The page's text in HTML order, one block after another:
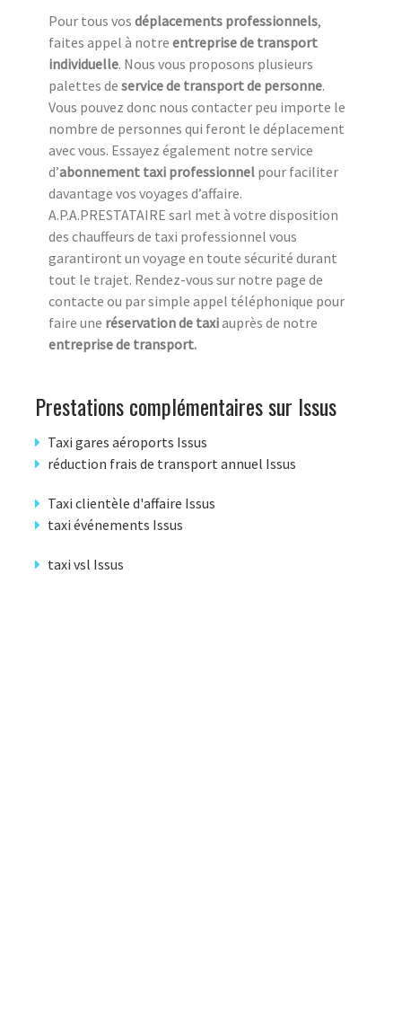
Pour tous vos déplacements professionnels,
faites appel à notre entreprise de transport
individuelle. Nous vous proposons plusieurs
palettes de service de transport de personne.
Vous pouvez donc nous contacter peu importe le
nombre de personnes qui feront le déplacement
avec vous. Essayez également notre service
d’abonnement taxi professionnel pour faciliter
davantage vos voyages d’affaire.
A.P.A.PRESTATAIRE sarl met à votre disposition
des chauffeurs de taxi professionnel vous
garantiront un voyage en toute sécurité durant
tout le trajet. Rendez-vous sur notre page de
contacte ou par simple appel téléphonique pour
faire une réservation de taxiauprès de notre
entreprise de transport.
Prestations complémentaires sur Issus
Taxi gares aéroports Issus
réduction frais de transport annuel Issus
Taxi clientèle d'affaire Issus
taxi événements Issus
taxi vsl Issus